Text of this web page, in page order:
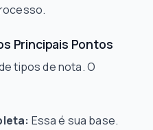
Principais Pontos
tipos de nota. O
Essa é sua base.